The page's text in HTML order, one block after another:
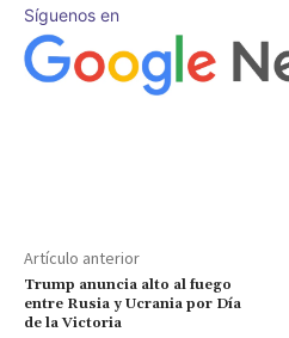
Síguenos en
Artículo anterior
Trump anuncia alto al fuego
entre Rusia y Ucrania por Día
de la Victoria